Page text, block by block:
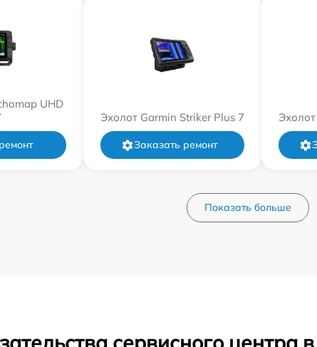
UHD
Эхолот Garmin Striker Plus 7
Заказать ремонт
Показать больше